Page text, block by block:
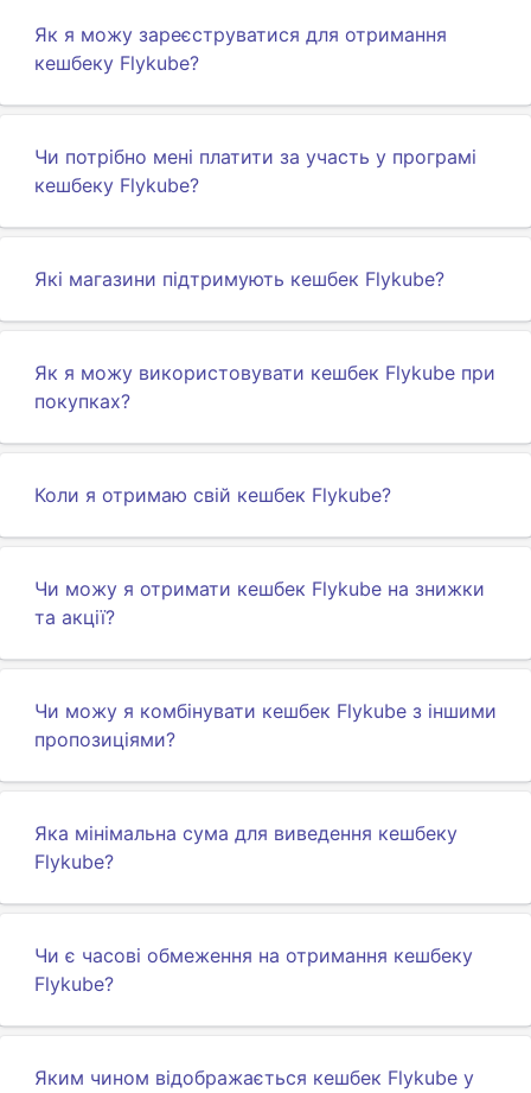
Як я можу зареєструватися для отримання
кешбеку Flykube?
Чи потрібно мені платити за участь у програмі
кешбеку Flykube?
Які магазини підтримують кешбек Flykube?
Як я можу використовувати кешбек Flykube при
покупках?
Коли я отримаю свій кешбек Flykube?
Чи можу я отримати кешбек Flykube на знижки
та акції?
Чи можу я комбінувати кешбек Flykube з іншими
пропозиціями?
Яка мінімальна сума для виведення кешбеку
Flykube?
Чи є часові обмеження на отримання кешбеку
Flykube?
Яким чином відображається кешбек Flykube у